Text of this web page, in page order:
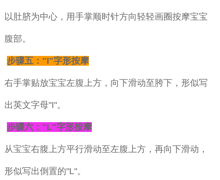
以肚脐为中心，用手掌顺时针方向轻轻画圈按摩宝宝
腹部。
步骤五："I"字形按摩
右手掌贴放宝宝左腹上方，向下滑动至胯下，形似写
出英文字母"I"。
步骤六："L"字形按摩
从宝宝右腹上方平行滑动至左腹上方，再向下滑动，
形似写出倒置的"L"。